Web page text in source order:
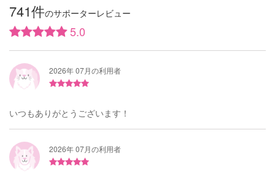
741件のサポーターレビュー
5.0
2026年 07月の利用者
いつもありがとうございます！
2026年 07月の利用者